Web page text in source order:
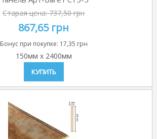
Старая цена:737,50 грн
867,65 грн
Бонус при покупке: 17,35 грн
150мм x 2400мм
КУПИТЬ